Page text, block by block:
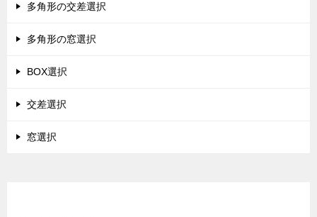
多角形の交差選択
多角形の窓選択
BOX選択
交差選択
窓選択